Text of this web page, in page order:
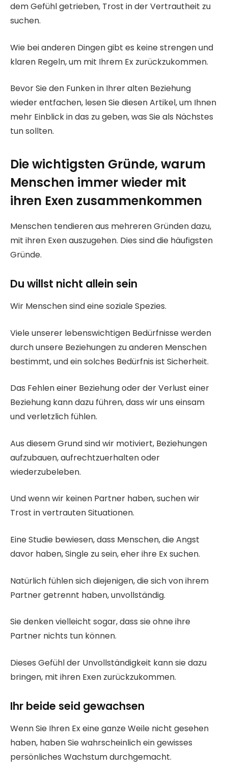
dem Gefühl getrieben, Trost in der Vertrautheit zu
suchen.
Wie bei anderen Dingen gibt es keine strengen und
klaren Regeln, um mit Ihrem Ex zurückzukommen.
Bevor Sie den Funken in Ihrer alten Beziehung
wieder entfachen, lesen Sie diesen Artikel, um Ihnen
mehr Einblick in das zu geben, was Sie als Nächstes
tun sollten.
Die wichtigsten Gründe, warum
Menschen immer wieder mit
ihren Exen zusammenkommen
Menschen tendieren aus mehreren Gründen dazu,
mit ihren Exen auszugehen. Dies sind die häufigsten
Gründe.
Du willst nicht allein sein
Wir Menschen sind eine soziale Spezies.
Viele unserer lebenswichtigen Bedürfnisse werden
durch unsere Beziehungen zu anderen Menschen
bestimmt, und ein solches Bedürfnis ist Sicherheit.
Das Fehlen einer Beziehung oder der Verlust einer
Beziehung kann dazu führen, dass wir uns einsam
und verletzlich fühlen.
Aus diesem Grund sind wir motiviert, Beziehungen
aufzubauen, aufrechtzuerhalten oder
wiederzubeleben.
Und wenn wir keinen Partner haben, suchen wir
Trost in vertrauten Situationen.
Eine Studie bewiesen, dass Menschen, die Angst
davor haben, Single zu sein, eher ihre Ex suchen.
Natürlich fühlen sich diejenigen, die sich von ihrem
Partner getrennt haben, unvollständig.
Sie denken vielleicht sogar, dass sie ohne ihre
Partner nichts tun können.
Dieses Gefühl der Unvollständigkeit kann sie dazu
bringen, mit ihren Exen zurückzukommen.
Ihr beide seid gewachsen
Wenn Sie Ihren Ex eine ganze Weile nicht gesehen
haben, haben Sie wahrscheinlich ein gewisses
persönliches Wachstum durchgemacht.